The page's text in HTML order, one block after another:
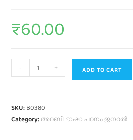
₹60.00
- + ADD TO CART
SKU: B0380
Category: അറബി ഭാഷാ പഠനം ജനറൽ